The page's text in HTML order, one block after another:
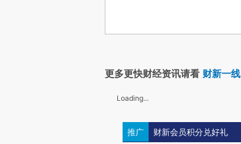
更多更快财经资讯请看 财新一线
Loading...
推广 财新会员积分兑好礼